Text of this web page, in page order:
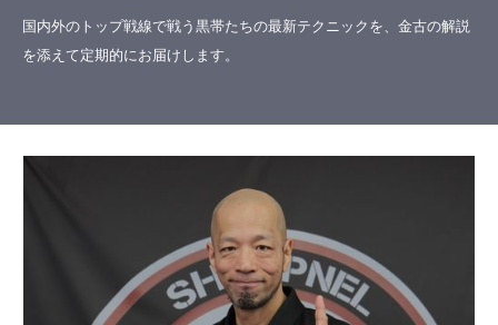
国内外のトップ戦線で戦う黒帯たちの最新テクニックを、金古の解説
を添えて定期的にお届けします。